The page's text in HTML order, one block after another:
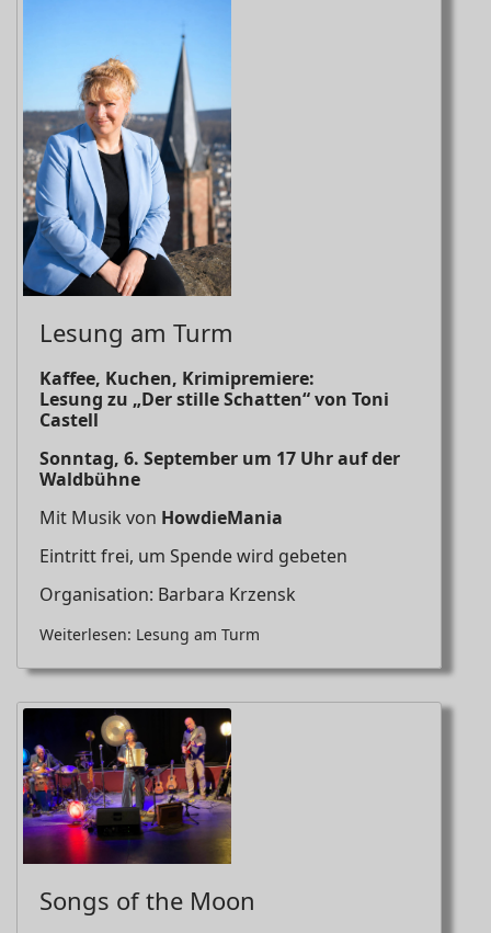
Lesung am Turm
Kaffee, Kuchen, Krimipremiere:
Lesung zu „Der stille Schatten“ von Toni
Castell
Sonntag, 6. September um 17 Uhr auf der
Waldbühne
Mit Musik von HowdieMania
Eintritt frei, um Spende wird gebeten
Organisation: Barbara Krzensk
Weiterlesen: Lesung am Turm
Songs of the Moon